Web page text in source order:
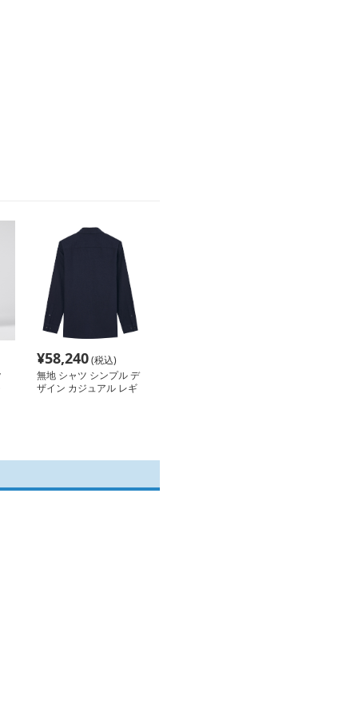
¥58,240(税込)
無地 シャツ シンプル デ
ザイン カジュアル レギ